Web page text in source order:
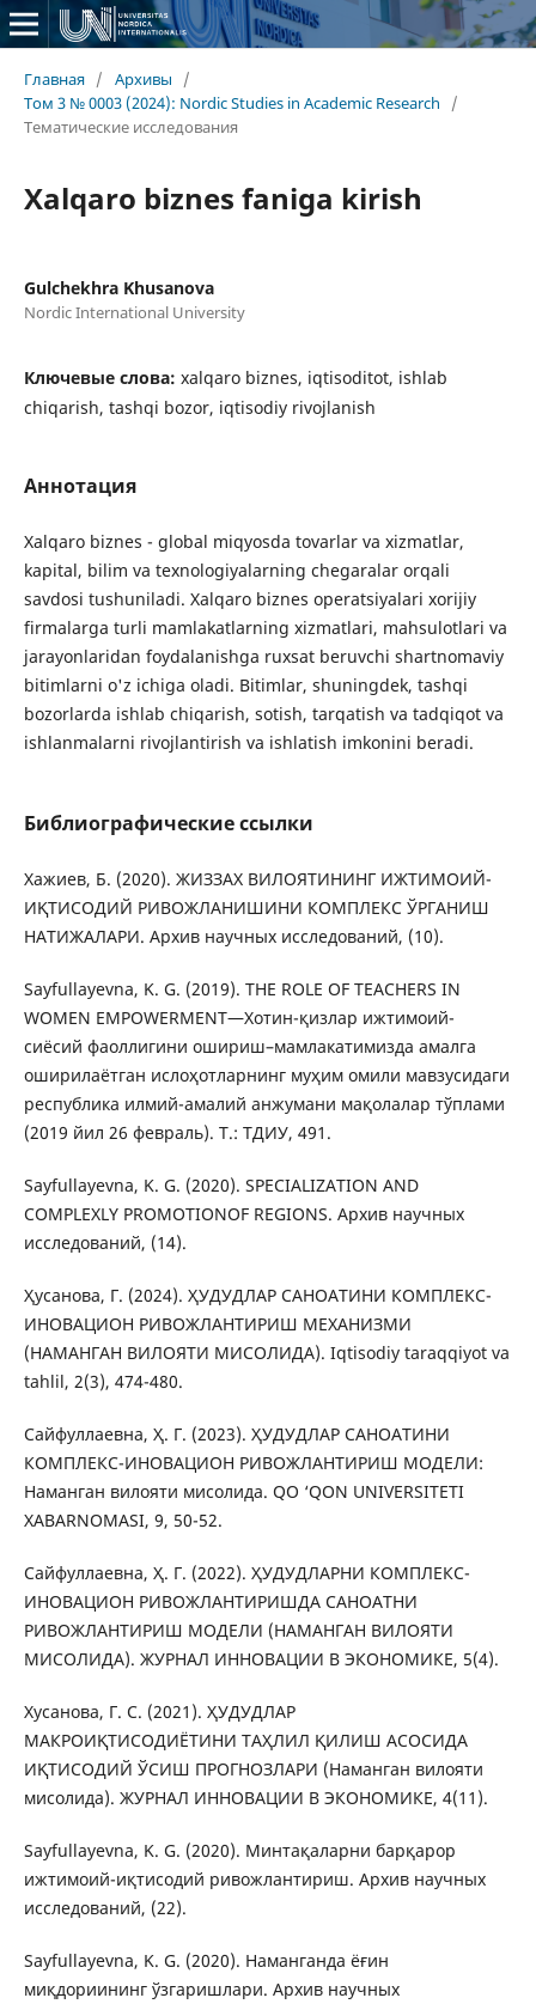
Главная / Архивы
/
Том 3 № 0003 (2024): Nordic Studies in Academic Research
/
Тематические исследования
Xalqaro biznes faniga kirish
Gulchekhra Khusanova
Nordic International University
Ключевые слова: xalqaro biznes, iqtisoditot, ishlab
chiqarish, tashqi bozor, iqtisodiy rivojlanish
Аннотация
Xalqaro biznes - global miqyosda tovarlar va xizmatlar,
kapital, bilim va texnologiyalarning chegaralar orqali
savdosi tushuniladi. Xalqaro biznes operatsiyalari xorijiy
firmalarga turli mamlakatlarning xizmatlari, mahsulotlari va
jarayonlaridan foydalanishga ruxsat beruvchi shartnomaviy
bitimlarni o'z ichiga oladi. Bitimlar, shuningdek, tashqi
bozorlarda ishlab chiqarish, sotish, tarqatish va tadqiqot va
ishlanmalarni rivojlantirish va ishlatish imkonini beradi.
Библиографические ссылки
Хажиев, Б. (2020). ЖИЗЗАХ ВИЛОЯТИНИНГ ИЖТИМОИЙ-
ИҚТИСОДИЙ РИВОЖЛАНИШИНИ КОМПЛЕКС ЎРГАНИШ
НАТИЖАЛАРИ. Архив научных исследований, (10).
Sayfullayevna, K. G. (2019). THE ROLE OF TEACHERS IN
WOMEN EMPOWERMENT―Хотин-қизлар ижтимоий-
сиёсий фаоллигини ошириш–мамлакатимизда амалга
оширилаётган ислоҳотларнинг муҳим омили мавзусидаги
республика илмий-амалий анжумани мақолалар тўплами
(2019 йил 26 февраль). Т.: ТДИУ, 491.
Sayfullayevna, K. G. (2020). SPECIALIZATION AND
COMPLEXLY PROMOTIONOF REGIONS. Архив научных
исследований, (14).
Ҳусанова, Г. (2024). ҲУДУДЛАР САНОАТИНИ КОМПЛЕКС-
ИНОВАЦИОН РИВОЖЛАНТИРИШ МЕХАНИЗМИ
(НАМАНГАН ВИЛОЯТИ МИСОЛИДА). Iqtisodiy taraqqiyot va
tahlil, 2(3), 474-480.
Сайфуллаевна, Ҳ. Г. (2023). ҲУДУДЛАР САНОАТИНИ
КОМПЛЕКС-ИНОВАЦИОН РИВОЖЛАНТИРИШ МОДЕЛИ:
Наманган вилояти мисолида. QO ‘QON UNIVERSITETI
XABARNOMASI, 9, 50-52.
Сайфуллаевна, Ҳ. Г. (2022). ҲУДУДЛАРНИ КОМПЛЕКС-
ИНОВАЦИОН РИВОЖЛАНТИРИШДА САНОАТНИ
РИВОЖЛАНТИРИШ МОДЕЛИ (НАМАНГАН ВИЛОЯТИ
МИСОЛИДА). ЖУРНАЛ ИННОВАЦИИ В ЭКОНОМИКЕ, 5(4).
Хусанова, Г. С. (2021). ҲУДУДЛАР
МАКРОИҚТИСОДИЁТИНИ ТАҲЛИЛ ҚИЛИШ АСОСИДА
ИҚТИСОДИЙ ЎСИШ ПРОГНОЗЛАРИ (Наманган вилояти
мисолида). ЖУРНАЛ ИННОВАЦИИ В ЭКОНОМИКЕ, 4(11).
Sayfullayevna, K. G. (2020). Минтақаларни барқарор
ижтимоий-иқтисодий ривожлантириш. Архив научных
исследований, (22).
Sayfullayevna, K. G. (2020). Наманганда ёғин
миқдориининг ўзгаришлари. Архив научных